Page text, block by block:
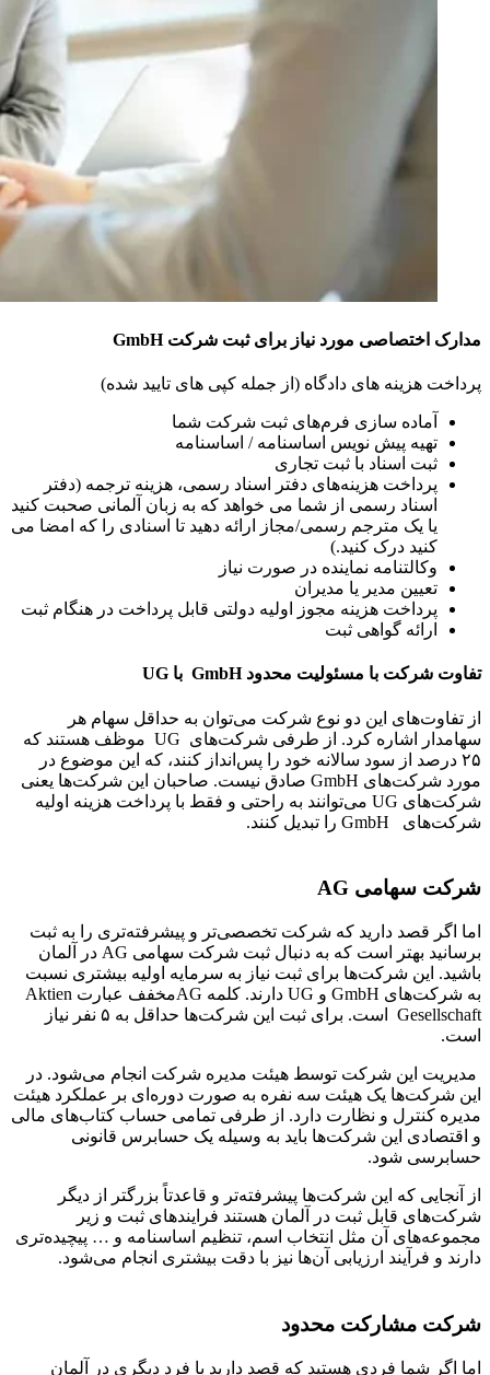
مدارک اختصاصی مورد نیاز برای ثبت شرکت GmbH
پرداخت هزینه های دادگاه (از جمله کپی های تایید شده)
آماده سازی فرم‌های ثبت شرکت شما
تهیه پیش نویس اساسنامه / اساسنامه
ثبت اسناد با ثبت تجاری
پرداخت هزینه‌های دفتر اسناد رسمی، هزینه ترجمه (دفتر
اسناد رسمی از شما می خواهد که به زبان آلمانی صحبت کنید
یا یک مترجم رسمی/مجاز ارائه دهید تا اسنادی را که امضا می
کنید درک کنید.)
وکالتنامه نماینده در صورت نیاز
تعیین مدیر یا مدیران
پرداخت هزینه مجوز اولیه دولتی قابل پرداخت در هنگام ثبت
ارائه گواهی ثبت
تفاوت شرکت با مسئولیت محدود GmbH با UG
از تفاوت‌های این دو نوع شرکت می‌توان به حداقل سهام هر
سهامدار اشاره کرد. از طرفی شرکت‌های UG موظف هستند که
۲۵ درصد از سود سالانه خود را پس‌انداز کنند، که این موضوع در
مورد شرکت‌های GmbH صادق نیست. صاحبان این شرکت‌ها یعنی
شرکت‌های UG می‌توانند به راحتی و فقط با پرداخت هزینه اولیه
شرکت‌های GmbH را تبدیل کنند.
شرکت سهامی AG
اما اگر قصد دارید که شرکت تخصصی‌تر و پیشرفته‌تری را به ثبت
برسانید بهتر است که به دنبال ثبت شرکت سهامی AG در آلمان
باشید. این شرکت‌ها برای ثبت نیاز به سرمایه اولیه بیشتری نسبت
به شرکت‌های GmbH و UG دارند. کلمه AGمخفف عبارت Aktien
Gesellschaft است. برای ثبت این شرکت‌ها حداقل به ۵ نفر نیاز
است.
مدیریت این شرکت توسط هیئت مدیره شرکت انجام می‌شود. در
این شرکت‌ها یک هیئت سه نفره به صورت دوره‌ای بر عملکرد هیئت
مدیره کنترل و نظارت دارد. از طرفی تمامی حساب کتاب‌های مالی
و اقتصادی این شرکت‌ها باید به وسیله یک حسابرس قانونی
حسابرسی شود.
از آنجایی که این شرکت‌ها پیشرفته‌تر و قاعدتاً بزرگتر از دیگر
شرکت‌های قابل ثبت در آلمان هستند فرایندهای ثبت و زیر
مجموعه‌های آن مثل انتخاب اسم، تنظیم اساسنامه و … پیچیده‌تری
دارند و فرآیند ارزیابی آن‌ها نیز با دقت بیشتری انجام می‌شود.
شرکت مشارکت محدود
اما اگر شما فردی هستید که قصد دارید با فرد دیگری در آلمان